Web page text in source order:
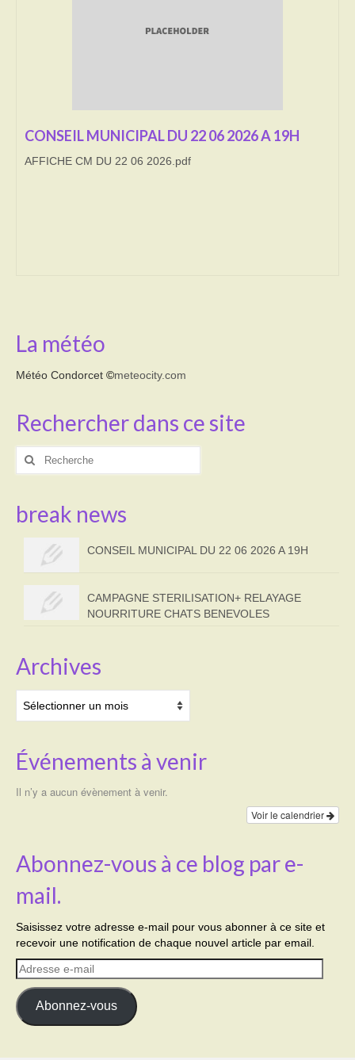
Correspondants de presse
LE BRULAGE DES VEGETAUX
CONSEIL MUNICIPAL DU 22 06 2026 A 19H
AFFICHE CM DU 22 06 2026.pdf
La météo
Météo Condorcet ©meteocity.com
Rechercher dans ce site
Rechercher
break news
CONSEIL MUNICIPAL DU 22 06 2026 A 19H
CAMPAGNE STERILISATION+ RELAYAGE
NOURRITURE CHATS BENEVOLES
Archives
Événements à venir
Il n’y a aucun évènement à venir.
Voir le calendrier
Abonnez-vous à ce blog par e-
mail.
Saisissez votre adresse e-mail pour vous abonner à ce site et
recevoir une notification de chaque nouvel article par email.
Adresse
e-
mail
Abonnez-vous